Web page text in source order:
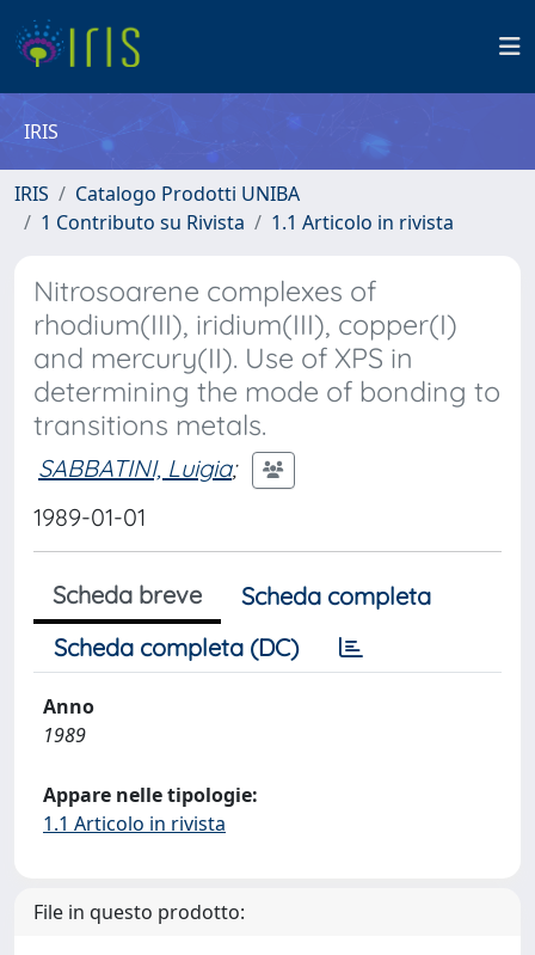
IRIS
IRIS
Catalogo Prodotti UNIBA
1 Contributo su Rivista
1.1 Articolo in rivista
Nitrosoarene complexes of
rhodium(III), iridium(III), copper(I)
and mercury(II). Use of XPS in
determining the mode of bonding to
transitions metals.
SABBATINI, Luigia;
1989-01-01
Scheda breve
Scheda completa
Scheda completa (DC)
Anno
1989
Appare nelle tipologie:
1.1 Articolo in rivista
File in questo prodotto: